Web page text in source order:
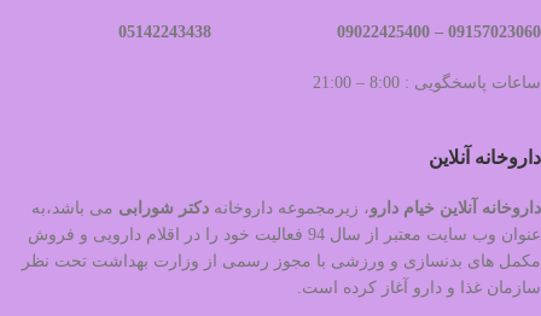
09157023060 –
ساعات پاسخگویی : 8:00 – 21:00
داروخانه آنلاین
داروخانه آنلاین خیام دارو، زیرمجموعه داروخانه دکتر شورابی می باشد،به
عنوان وب سایت معتبر از سال 94 فعالیت خود را در اقلام دارویی و فروش
مکمل های بدنسازی و ورزشی با مجوز رسمی از وزارت بهداشت تحت نظر
سازمان غذا و دارو آغاز کرده است.